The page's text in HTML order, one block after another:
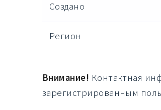
Создано
Регион
Внимание! Контактная
зарегистрированным